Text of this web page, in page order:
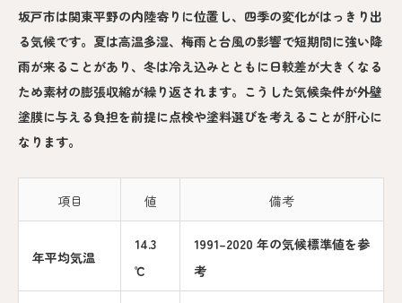
坂戸市は関東平野の内陸寄りに位置し、四季の変化がはっきり出
る気候です。夏は高温多湿、梅雨と台風の影響で短期間に強い降
雨が来ることがあり、冬は冷え込みとともに日較差が大きくなる
ため素材の膨張収縮が繰り返されます。こうした気候条件が外壁
塗膜に与える負担を前提に点検や塗料選びを考えることが肝心に
なります。
項目 値 備考
年平均気温
14.3
℃
1991–2020 年の気候標準値を参
考